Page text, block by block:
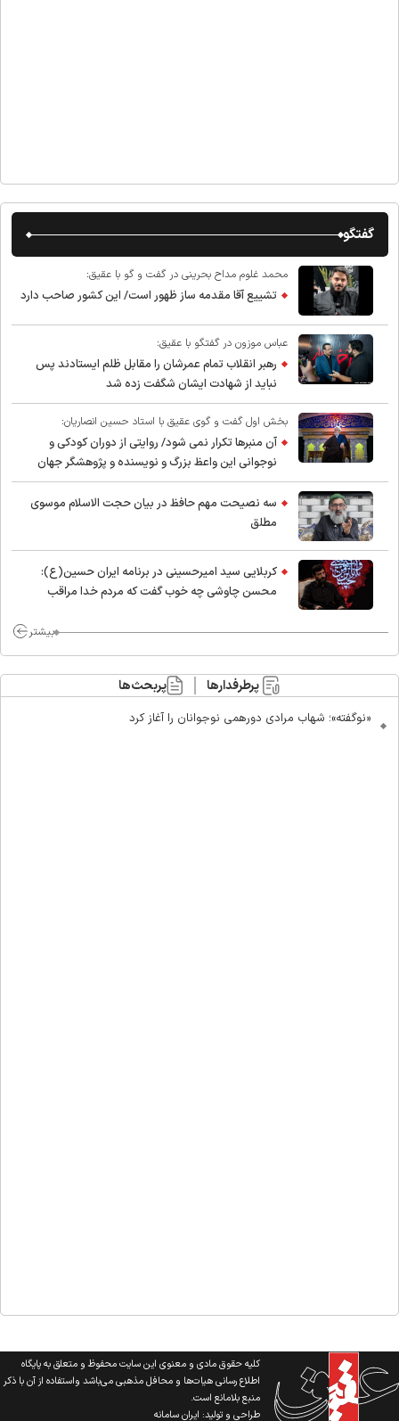
گفتگو
محمد غلوم مداح بحرینی در گفت و گو با عقیق:
تشییع آقا مقدمه ساز ظهور است/ این کشور صاحب دارد
عباس موزون در گفتگو با عقیق:
رهبر انقلاب تمام عمرشان را مقابل ظلم ایستادند پس
نباید از شهادت ایشان شگفت زده شد
بخش اول گفت و گوی عقیق با استاد حسین انصاریان:
آن منبرها تکرار نمی شود/ روایتی از دوران کودکی و
نوجوانی این واعظ بزرگ و نویسنده و پژوهشگر جهان
اسلام
سه نصیحت مهم حافظ در بیان حجت الاسلام موسوی
مطلق
کربلایی سید امیر‌حسینی در برنامه ایران حسین(ع):
محسن چاوشی چه خوب گفت که مردم خدا مراقب
بیشتر
پرطرفدارها پربحث‌ها
«نوگفته»؛ شهاب مرادی دورهمی نوجوانان را آغاز کرد
کلیه حقوق مادی و معنوی این سایت محفوظ و متعلق به پایگاه
اطلاع رسانی هیات‌ها و محافل مذهبی می‌باشد واستفاده از آن با ذکر
منبع بلامانع است.
طراحی و تولید:ایران سامانه